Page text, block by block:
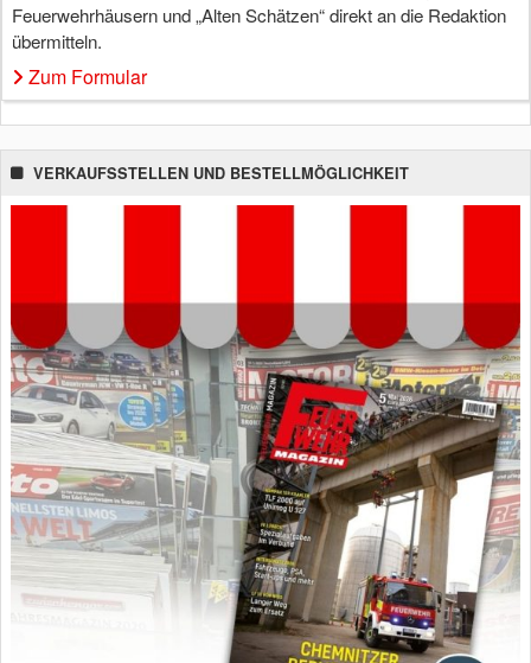
Feuerwehrhäusern und „Alten Schätzen“ direkt an die Redaktion
übermitteln.
Zum Formular
VERKAUFSSTELLEN UND BESTELLMÖGLICHKEIT